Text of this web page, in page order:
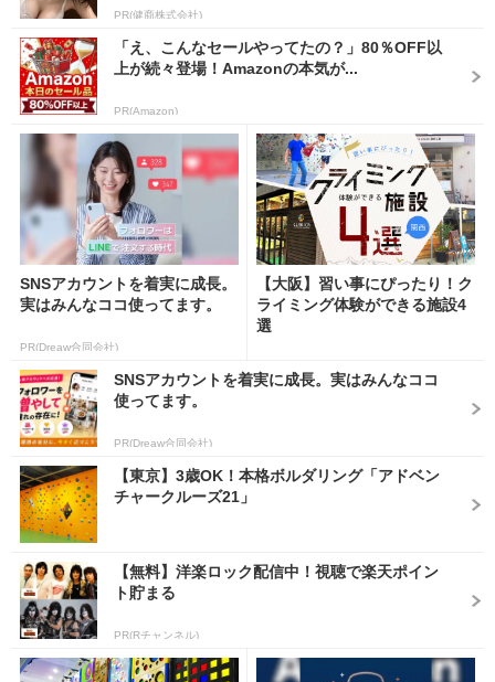
PR(健商株式会社)
「え、こんなセールやってたの？」80％OFF以
上が続々登場！Amazonの本気が...
PR(Amazon)
SNSアカウントを着実に成長。
実はみんなココ使ってます。
PR(Dreaw合同会社)
【大阪】習い事にぴったり！ク
ライミング体験ができる施設4
選
SNSアカウントを着実に成長。実はみんなココ
使ってます。
PR(Dreaw合同会社)
【東京】3歳OK！本格ボルダリング「アドベン
チャークルーズ21」
【無料】洋楽ロック配信中！視聴で楽天ポイン
ト貯まる
PR(Rチャンネル)